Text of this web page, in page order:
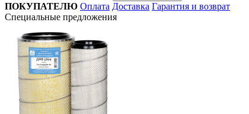
ПОКУПАТЕЛЮ Оплата Доставка Гарантия и возврат
Специальные предложения